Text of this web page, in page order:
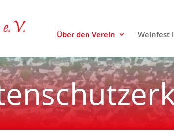
Über den Verein Weinfest